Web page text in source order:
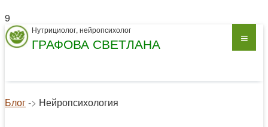
9
Нутрициолог, нейропсихолог
ГРАФОВА СВЕТЛАНА
Блог-> Нейропсихология